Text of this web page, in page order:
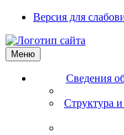
Версия для
Меню
Сведения
Структура